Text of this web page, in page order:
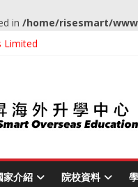
in /home/risesmart/
Limited
家介紹 院校資料